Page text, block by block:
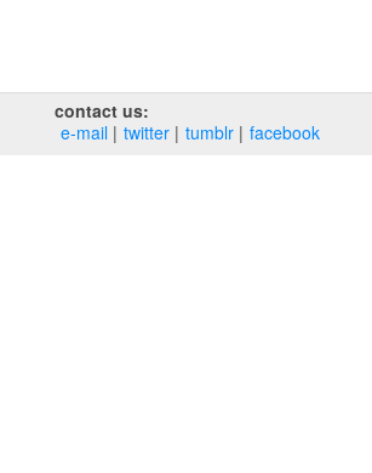
contact us:
e‑mail
twitter tumblr facebook